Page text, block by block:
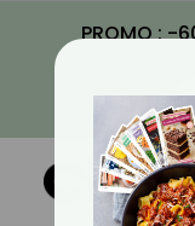
PROMO : -